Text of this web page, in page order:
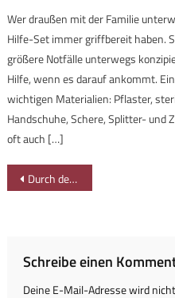
Wer draußen mit der Familie
Hilfe-Set immer griffbereit haben.
größere Notfälle unterwegs
Hilfe, wenn es darauf ankommt.
wichtigen Materialien: Pflaster,
Handschuhe, Schere, Splitter- und
oft auch […]
Durch den Ostertaltobel im Gunzesrieder Tal
Schreibe einen
Deine E-Mail-Adresse wird